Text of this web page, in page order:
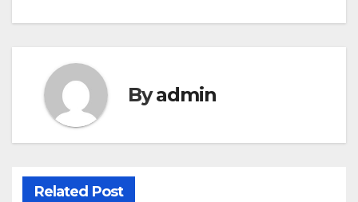
Byadmin
Related Post